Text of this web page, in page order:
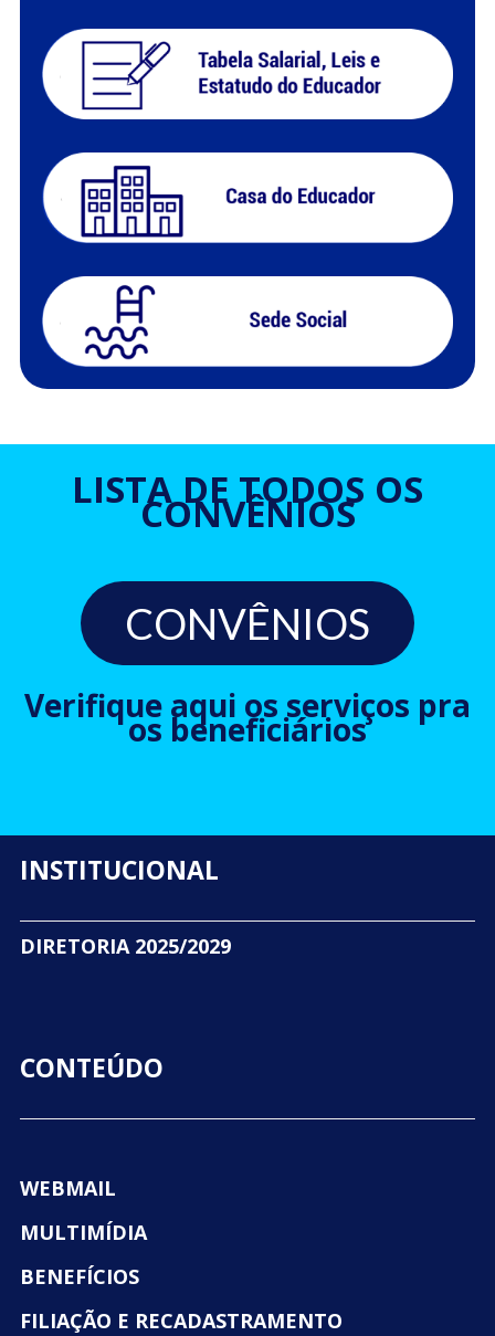
LISTA DE TODOS OS
CONVÊNIOS
CONVÊNIOS
Verifique aqui os serviços pra
os beneficiários
INSTITUCIONAL
DIRETORIA 2025/2029
CONTEÚDO
WEBMAIL
MULTIMÍDIA
BENEFÍCIOS
FILIAÇÃO E RECADASTRAMENTO